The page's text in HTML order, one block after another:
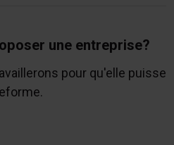
une entreprise?
pour qu'elle puisse